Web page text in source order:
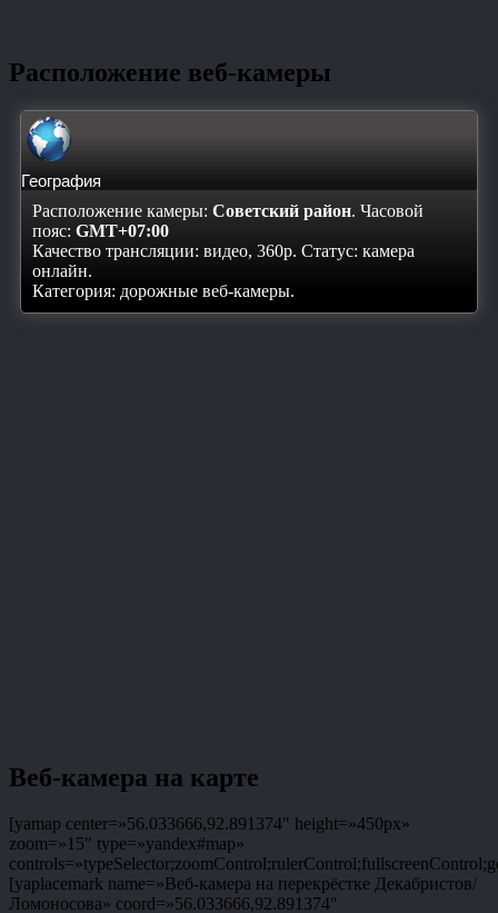
Расположение веб-камеры
География
Расположение камеры: Советский район. Часовой
пояс: GMT+07:00
Качество трансляции: видео, 360p. Статус: камера
онлайн.
Категория: дорожные веб-камеры.
Веб-камера на карте
[yamap center=»56.033666,92.891374″ height=»450px»
zoom=»15″ type=»yandex#map»
[yaplacemark name=»Веб-камера на перекрёстке Декабристов/
Ломоносова» coord=»56.033666,92.891374″